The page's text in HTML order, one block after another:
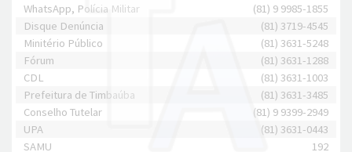
WhatsApp, Polícia Militar
(81) 9 9985-1855
Disque Denúncia
(81) 3719-4545
Minitério Público
(81) 3631-5248
Fórum
(81) 3631-1288
CDL
(81) 3631-1003
Prefeitura de Timbaúba
(81) 3631-3485
Conselho Tutelar
(81) 9 9399-2949
UPA
(81) 3631-0443
SAMU
192